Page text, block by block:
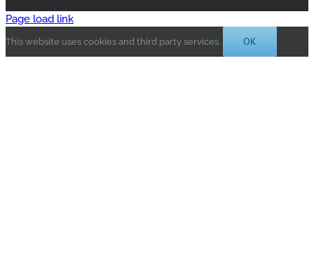
Page load link
This website uses cookies and third party services. OK